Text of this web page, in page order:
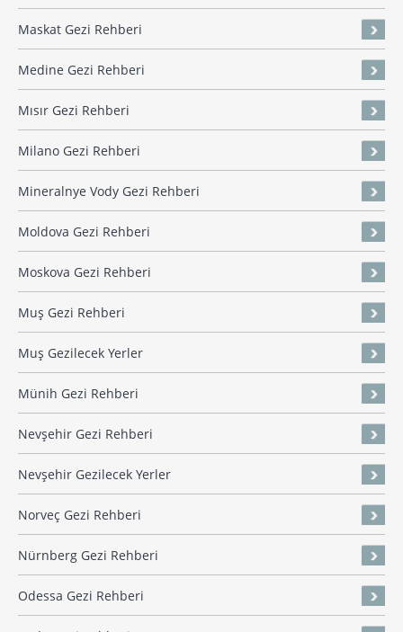
Maskat Gezi Rehberi
Medine Gezi Rehberi
Mısır Gezi Rehberi
Milano Gezi Rehberi
Mineralnye Vody Gezi Rehberi
Moldova Gezi Rehberi
Moskova Gezi Rehberi
Muş Gezi Rehberi
Muş Gezilecek Yerler
Münih Gezi Rehberi
Nevşehir Gezi Rehberi
Nevşehir Gezilecek Yerler
Norveç Gezi Rehberi
Nürnberg Gezi Rehberi
Odessa Gezi Rehberi